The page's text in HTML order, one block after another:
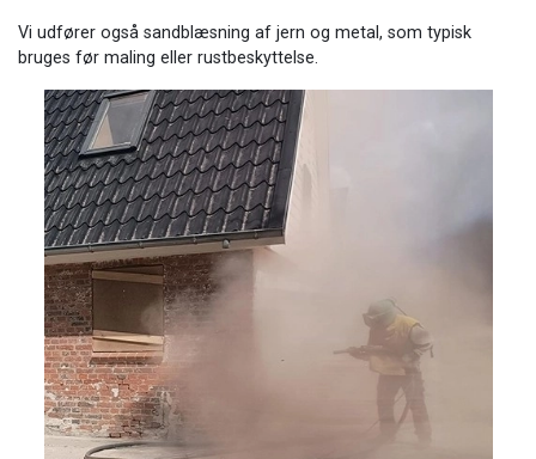
Vi udfører også sandblæsning af jern og metal, som typisk
bruges før maling eller rustbeskyttelse.